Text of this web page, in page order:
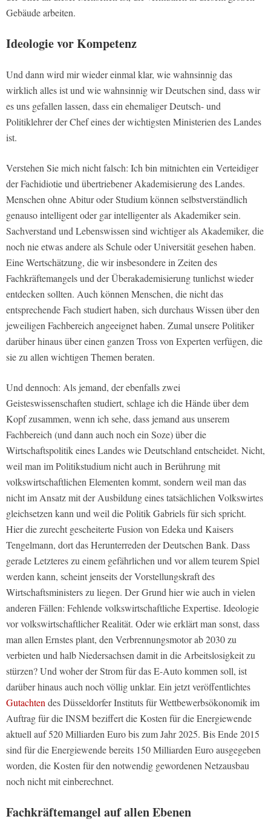
Gebäude arbeiten.
Ideologie vor Kompetenz
Und dann wird mir wieder einmal klar, wie wahnsinnig das
wirklich alles ist und wie wahnsinnig wir Deutschen sind, dass wir
es uns gefallen lassen, dass ein ehemaliger Deutsch- und
Politiklehrer der Chef eines der wichtigsten Ministerien des Landes
ist.
Verstehen Sie mich nicht falsch: Ich bin mitnichten ein Verteidiger
der Fachidiotie und übertriebener Akademisierung des Landes.
Menschen ohne Abitur oder Studium können selbstverständlich
genauso intelligent oder gar intelligenter als Akademiker sein.
Sachverstand und Lebenswissen sind wichtiger als Akademiker, die
noch nie etwas andere als Schule oder Universität gesehen haben.
Eine Wertschätzung, die wir insbesondere in Zeiten des
Fachkräftemangels und der Überakademisierung tunlichst wieder
entdecken sollten. Auch können Menschen, die nicht das
entsprechende Fach studiert haben, sich durchaus Wissen über den
jeweiligen Fachbereich angeeignet haben. Zumal unsere Politiker
darüber hinaus über einen ganzen Tross von Experten verfügen, die
sie zu allen wichtigen Themen beraten.
Und dennoch: Als jemand, der ebenfalls zwei
Geisteswissenschaften studiert, schlage ich die Hände über dem
Kopf zusammen, wenn ich sehe, dass jemand aus unserem
Fachbereich (und dann auch noch ein Soze) über die
Wirtschaftspolitik eines Landes wie Deutschland entscheidet. Nicht,
weil man im Politikstudium nicht auch in Berührung mit
volkswirtschaftlichen Elementen kommt, sondern weil man das
nicht im Ansatz mit der Ausbildung eines tatsächlichen Volkswirtes
gleichsetzen kann und weil die Politik Gabriels für sich spricht.
Hier die zurecht gescheiterte Fusion von Edeka und Kaisers
Tengelmann, dort das Herunterreden der Deutschen Bank. Dass
gerade Letzteres zu einem gefährlichen und vor allem teurem Spiel
werden kann, scheint jenseits der Vorstellungskraft des
Wirtschaftsministers zu liegen. Der Grund hier wie auch in vielen
anderen Fällen: Fehlende volkswirtschaftliche Expertise. Ideologie
vor volkswirtschaftlicher Realität. Oder wie erklärt man sonst, dass
man allen Ernstes plant, den Verbrennungsmotor ab 2030 zu
verbieten und halb Niedersachsen damit in die Arbeitslosigkeit zu
stürzen? Und woher der Strom für das E-Auto kommen soll, ist
darüber hinaus auch noch völlig unklar. Ein jetzt veröffentlichtes
Gutachtendes Düsseldorfer Instituts für Wettbewerbsökonomik im
Auftrag für die INSM beziffert die Kosten für die Energiewende
aktuell auf 520 Milliarden Euro bis zum Jahr 2025. Bis Ende 2015
sind für die Energiewende bereits 150 Milliarden Euro ausgegeben
worden, die Kosten für den notwendig gewordenen Netzausbau
noch nicht mit einberechnet.
Fachkräftemangel auf allen Ebenen